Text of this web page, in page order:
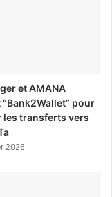
et AMANA
pour
les transferts vers
2026